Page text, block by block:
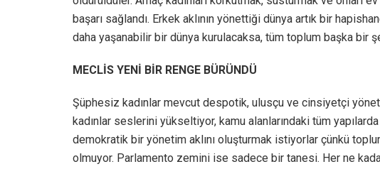
başarı sağlandı. Erkek aklının yönettiği dünya artık bir
daha yaşanabilir bir dünya kurulacaksa, tüm toplum başka bir
MECLİS YENİ BİR RENGE BÜRÜNDÜ
Şüphesiz kadınlar mevcut despotik, ulusçu ve cinsiyetçi
kadınlar seslerini yükseltiyor, kamu alanlarındaki tüm
demokratik bir yönetim aklını oluşturmak istiyorlar çünkü
olmuyor. Parlamento zemini ise sadece bir tanesi. Her ne